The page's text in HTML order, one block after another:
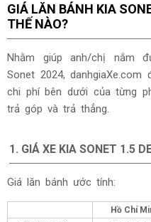
GIÁ LĂN BÁNH KIA
THẾ NÀO?
Nhằm giúp anh/chị nắm
Sonet 2024,
chi phí bên dưới của từng
trả góp và trả thẳng.
1. GIÁ XE KIA SONET 1.5
Giá lăn bánh ước tính:
Hồ Chí